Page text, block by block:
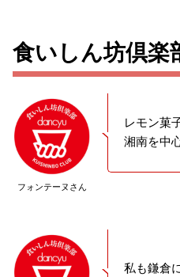
食いしん坊倶楽
フォンテーヌさん
レモン菓
湘南を中
私も鎌倉